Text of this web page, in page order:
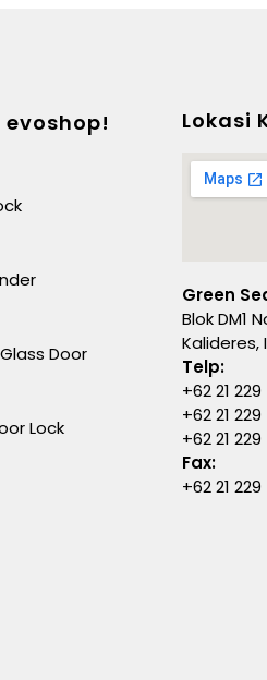
Door
Lock
Lokasi
Green
Blok DM1
Kalideres,
Telp:
+62 21
+62 21
+62 21
Fax:
+62 21 229